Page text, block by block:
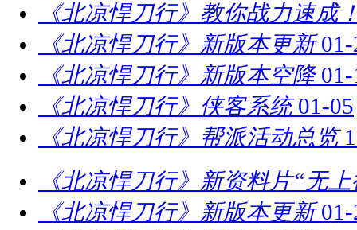
《北凉悍刀行》教你战力速成
《北凉悍刀行》新版本更新
《北凉悍刀行》新版本空降
《北凉悍刀行》侠客系统 01-05
《北凉悍刀行》帮派活动总览
《北凉悍刀行》新资料片“无
《北凉悍刀行》新版本更新